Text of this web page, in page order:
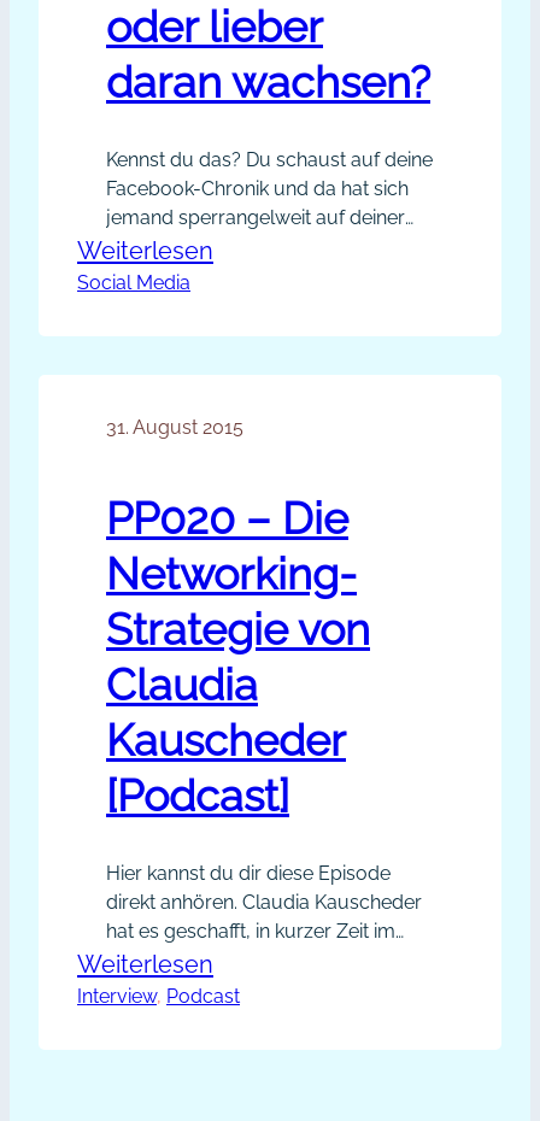
oder lieber
daran wachsen?
Kennst du das? Du schaust auf deine
Facebook-Chronik und da hat sich
jemand sperrangelweit auf deiner
schönen Chronik in Szene gesetzt?
Ätzend, deine Chronik als
oder? Szenenwechsel: Wir tauschen
der Community, was uns eben
Weiterlesen
oder
daran
wachsen?
Social Media
31. August 2015
PP020 – Die
Networking-
Strategie von
Claudia
Kauscheder
[Podcast]
Hier kannst du dir diese Episode
direkt anhören. Claudia Kauscheder
hat es geschafft, in kurzer Zeit im
Web mit dem Abenteuer Homeoffice
sichtbar zu werden. Sie netzwerkt
diesem Interview, wo ihr
Weiterlesen
PP020
Interview, Podcast